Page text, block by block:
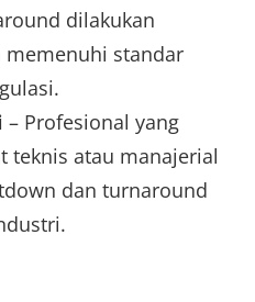
dilakukan
memenuhi standar
– Profesional yang
teknis atau manajerial
dan turnaround